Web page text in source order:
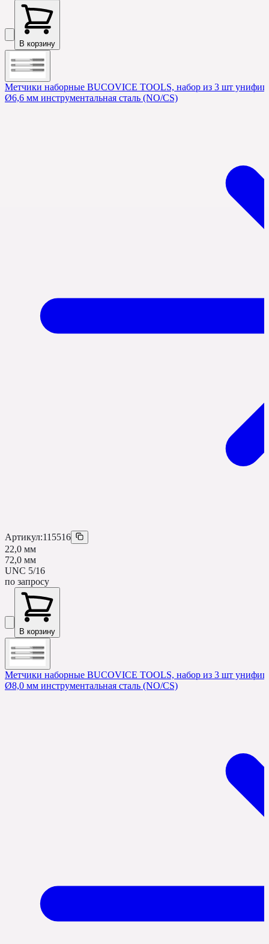
В корзину
Метчики наборные BUCOVICE TOOLS, набор из 3 шт
Ø6,6 мм инструментальная сталь (NO/CS)
Артикул:115516
22,0 мм
72,0 мм
UNC 5/16
по запросу
В корзину
Метчики наборные BUCOVICE TOOLS, набор из 3 шт
Ø8,0 мм инструментальная сталь (NO/CS)